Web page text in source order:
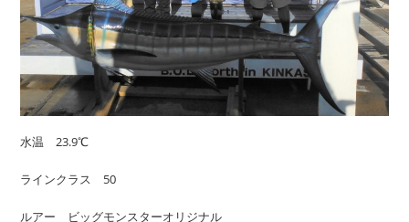
水温 23.9℃
ラインクラス 50
ルアー ビッグモンスターオリジナル